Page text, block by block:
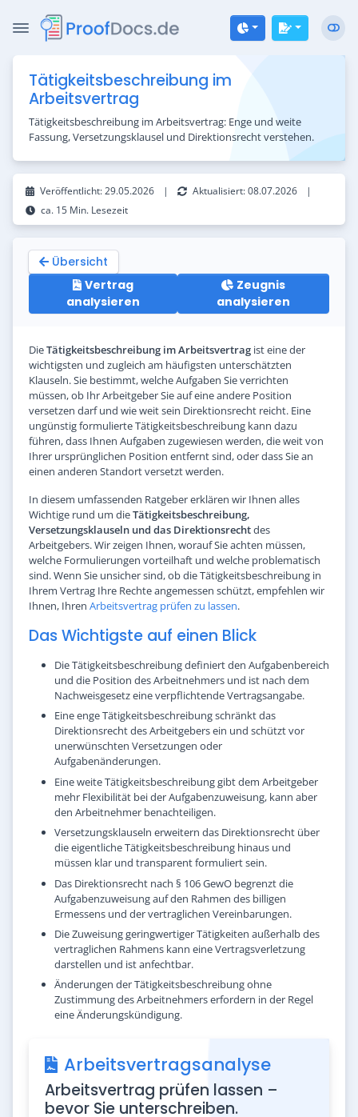
Tätigkeitsbeschreibung im
Arbeitsvertrag
Tätigkeitsbeschreibung im Arbeitsvertrag: Enge und weite
Fassung, Versetzungsklausel und Direktionsrecht verstehen.
Veröffentlicht:29.05.2026 | Aktualisiert:08.07.2026
|
ca. 15 Min. Lesezeit
Übersicht
Vertrag
analysieren
Zeugnis
analysieren
DieTätigkeitsbeschreibung im Arbeitsvertrag ist eine der
wichtigsten und zugleich am häufigsten unterschätzten
Klauseln. Sie bestimmt, welche Aufgaben Sie verrichten
müssen, ob Ihr Arbeitgeber Sie auf eine andere Position
versetzen darf und wie weit sein Direktionsrecht reicht. Eine
ungünstig formulierte Tätigkeitsbeschreibung kann dazu
führen, dass Ihnen Aufgaben zugewiesen werden, die weit von
Ihrer ursprünglichen Position entfernt sind, oder dass Sie an
einen anderen Standort versetzt werden.
In diesem umfassenden Ratgeber erklären wir Ihnen alles
Wichtige rund um dieTätigkeitsbeschreibung,
Versetzungsklauseln und das Direktionsrechtdes
Arbeitgebers. Wir zeigen Ihnen, worauf Sie achten müssen,
welche Formulierungen vorteilhaft und welche problematisch
sind. Wenn Sie unsicher sind, ob die Tätigkeitsbeschreibung in
Ihrem Vertrag Ihre Rechte angemessen schützt, empfehlen wir
Ihnen, Ihren Arbeitsvertrag prüfen zu lassen.
Das Wichtigste auf einen Blick
Die Tätigkeitsbeschreibung definiert den Aufgabenbereich
und die Position des Arbeitnehmers und ist nach dem
Nachweisgesetz eine verpflichtende Vertragsangabe.
Eine enge Tätigkeitsbeschreibung schränkt das
Direktionsrecht des Arbeitgebers ein und schützt vor
unerwünschten Versetzungen oder
Aufgabenänderungen.
Eine weite Tätigkeitsbeschreibung gibt dem Arbeitgeber
mehr Flexibilität bei der Aufgabenzuweisung, kann aber
den Arbeitnehmer benachteiligen.
Versetzungsklauseln erweitern das Direktionsrecht über
die eigentliche Tätigkeitsbeschreibung hinaus und
müssen klar und transparent formuliert sein.
Das Direktionsrecht nach § 106 GewO begrenzt die
Aufgabenzuweisung auf den Rahmen des billigen
Ermessens und der vertraglichen Vereinbarungen.
Die Zuweisung geringwertiger Tätigkeiten außerhalb des
vertraglichen Rahmens kann eine Vertragsverletzung
darstellen und ist anfechtbar.
Änderungen der Tätigkeitsbeschreibung ohne
Zustimmung des Arbeitnehmers erfordern in der Regel
eine Änderungskündigung.
Arbeitsvertragsanalyse
Arbeitsvertrag prüfen lassen –
bevor Sie unterschreiben.